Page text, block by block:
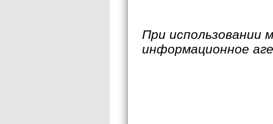
При использовании
информационное